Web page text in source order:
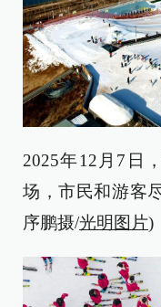
2025年12月7日
场，市民和游客
序鹏摄/光明图片)